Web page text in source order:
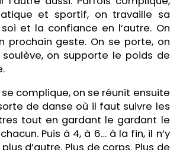
et sportif, on travaille sa
et la confiance en l’autre. On
prochain geste. On se porte, on
on supporte le poids de
se complique, on se réunit ensuite
de danse où il faut suivre les
tout en gardant le gardant le
Puis à 4, à 6… à la fin, il n’y